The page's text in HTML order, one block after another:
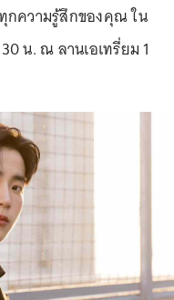
กความรู้สึกของคุณ ใน
น. ณ ลานเอเทรี่ยม 1